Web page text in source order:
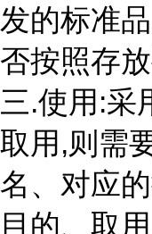
发的标准
否按照存
三.使用:采
取用,则需
名、对应
目的、取